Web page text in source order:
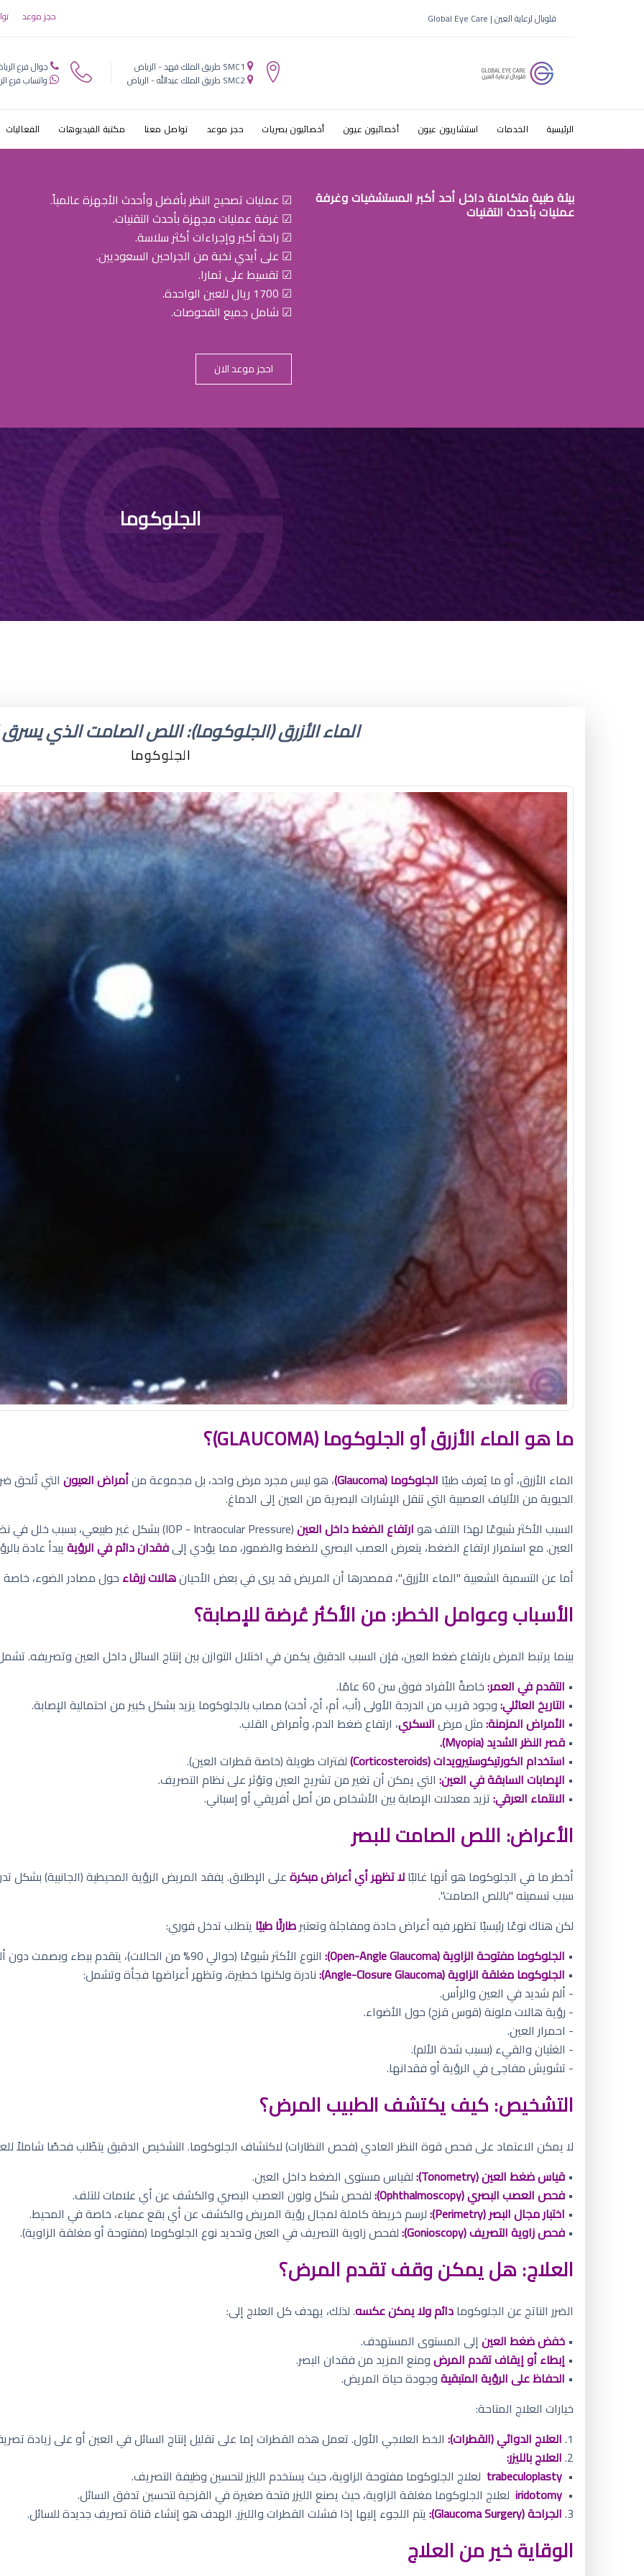
قلوبال لرعاية العين | Global Eye Care حجز موعد
SMC1 طريق الملك فهد - الرياض
SMC2 طريق الملك عبدالله - الرياض
جوال فرع
واتساب فرع
الرئيسية الخدمات استشاريون عيون أخصائيون عيون أخصائيون بصريات حجز موعد تواصل معنا مكتبة الفيديوهات الفعاليات
بيئة طبية متكاملة داخل أحد أكبر المستشفيات وغرفة
عمليات بأحدث التقنيات
☑ عمليات تصحيح النظر بأفضل وأحدث الأجهزة عالمياً.
☑ غرفة عمليات مجهزة بأحدث التقنيات.
☑ راحة أكبر وإجراءات أكثر سلاسة.
☑ على أيدي نخبة من الجراحين السعوديين.
☑ تقسيط على تمارا.
☑ 1700 ريال للعين الواحدة.
☑ شامل جميع الفحوصات.
احجز موعد الان
الجلوكوما
الماء الأزرق (الجلوكوما): اللص الصامت الذي يسرق
الجلوكوما
ما هو الماء الأزرق أو الجلوكوما (GLAUCOMA)؟
الماء الأزرق، أو ما يُعرف طبيًا الجلوكوما (Glaucoma) ، هو ليس مجرد مرض واحد، بل مجموعة منأمراض العيون التي تُلحق
الحيوية من الألياف العصبية التي تنقل الإشارات البصرية من العين إلى الدماغ.
السبب الأكثر شيوعًا لهذا التلف هوارتفاع الضغط داخل العين
العين. مع استمرار ارتفاع الضغط، يتعرض العصب البصري للضغط والضمور، مما يؤدي إلىفقدان دائم في الرؤية يبدأ عادة
أما عن التسمية الشعبية "الماء الأزرق"، فمصدرها أن المريض قد يرى في بعض الأحيانهالات زرقاء حول مصادر الضوء، خاصة
الأسباب وعوامل الخطر: من الأكثر عُرضة للإصابة؟
بينما يرتبط المرض بارتفاع ضغط العين، فإن السبب الدقيق يكمن في اختلال التوازن بين إنتاج السائل داخل العين وتصريفه.
• التقدم في العمر:خاصةً الأفراد فوق سن 60 عامًا.
• التاريخ العائلي:وجود قريب من الدرجة الأولى (أب، أم، أخ، أخت) مصاب بالجلوكوما يزيد بشكل كبير من احتمالية الإصابة.
• الأمراض المزمنة:مثل مرضالسكري، ارتفاع ضغط الدم، وأمراض القلب.
• قصر النظر الشديد (Myopia).
• استخدام الكورتيكوستيرويدات (Corticosteroids)
لفترات طويلة (خاصة قطرات العين).
• الإصابات السابقة في العين: التي يمكن أن تغير من تشريح العين وتؤثر على نظام التصريف.
• الانتماء العرقي:تزيد معدلات الإصابة بين الأشخاص من أصل أفريقي أو إسباني.
الأعراض: اللص الصامت للبصر
أخطر ما في الجلوكوما هو أنها غالبًالا تظهر أي أعراض مبكرةعلى الإطلاق. يفقد المريض الرؤية المحيطية (الجانبية) بشكل
سبب تسميته "باللص الصامت".
لكن هناك نوعًا رئيسيًا تظهر فيه أعراض حادة ومفاجئة وتعتبرطارئًا طبيًا يتطلب تدخل فوري:
• الجلوكوما مفتوحة الزاوية (Open-Angle Glaucoma):
النوع الأكثر شيوعًا (حوالي 90% من الحالات)، يتقدم ببطء وبصمت دون ألم.
• الجلوكوما مغلقة الزاوية (Angle-Closure Glaucoma):
نادرة ولكنها خطيرة، وتظهر أعراضها فجأة وتشمل:
- ألم شديد في العين والرأس.
- رؤية هالات ملونة (قوس قزح) حول الأضواء.
- احمرار العين.
- الغثيان والقيء (بسبب شدة الألم).
- تشويش مفاجئ في الرؤية أو فقدانها.
التشخيص: كيف يكتشف الطبيب المرض؟
لا يمكن الاعتماد على فحص قوة النظر العادي (فحص النظارات) لاكتشاف الجلوكوما. التشخيص الدقيق يتطّلب فحصًا شاملاً
• قياس ضغط العين (Tonometry):
لقياس مستوى الضغط داخل العين.
• فحص العصب البصري (Ophthalmoscopy):
لفحص شكل ولون العصب البصري والكشف عن أي علامات للتلف.
• اختبار مجال البصر (Perimetry):
لرسم خريطة كاملة لمجال رؤية المريض والكشف عن أي بقع عمياء، خاصة في المحيط.
• فحص زاوية التصريف (Gonioscopy): لفحص زاوية التصريف في العين وتحديد نوع الجلوكوما (مفتوحة أو مغلقة الزاوية).
العلاج: هل يمكن وقف تقدم المرض؟
الضرر الناتج عن الجلوكومادائم ولا يمكن عكسه. لذلك، يهدف كل العلاج إلى:
• خفض ضغط العينإلى المستوى المستهدف.
• إبطاء أو إيقاف تقدم المرضومنع المزيد من فقدان البصر.
• الحفاظ على الرؤية المتبقيةوجودة حياة المريض.
خيارات العلاج المتاحة:
1. العلاج الدوائي (القطرات): الخط العلاجي الأول. تعمل هذه القطرات إما على تقليل إنتاج السائل في العين أو على زيادة
2. العلاج بالليزر:
•
trabeculoplasty لعلاج الجلوكوما مفتوحة الزاوية، حيث يستخدم الليزر لتحسين وظيفة التصريف.
•
iridotomy لعلاج الجلوكوما مغلقة الزاوية، حيث يصنع الليزر فتحة صغيرة في القزحية لتحسين تدفق السائل.
3. الجراحة (Glaucoma Surgery): يتم اللجوء إليها إذا فشلت القطرات والليزر. الهدف هو إنشاء قناة تصريف جديدة للسائل.
الوقاية خير من العلاج